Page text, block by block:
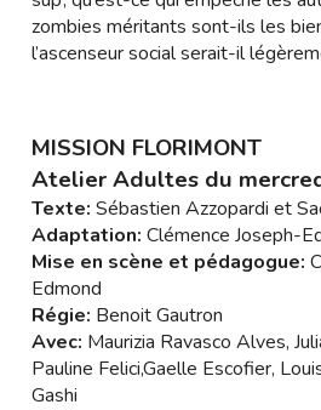
zombies méritants sont-ils les
l’ascenseur social serait-il
MISSION FLORIMONT
Atelier Adultes du
Texte:Sébastien Azzopardi et
Adaptation: Clémence Joseph-
Mise en scène et pédagogue:
Edmond
Régie: Benoit Gautron
Avec: Maurizia Ravasco Alves,
Pauline Felici,Gaelle Escofier,
Gashi